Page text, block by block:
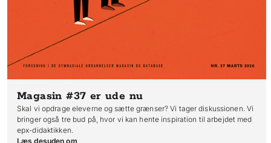
Magasin #37 er ude nu
Skal vi opdrage eleverne og sætte grænser? Vi tager diskussionen. Vi
bringer også tre bud på, hvor vi kan hente inspiration til arbejdet med
epx-didaktikken.
Læs desuden om